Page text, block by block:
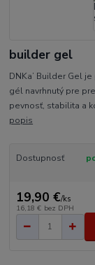
builder gel
DNKa’ Builder Gel
gél navrhnutý pre
pevnosť, stabilita a
popis
Dostupnosť
19,90 €/ks
16,18 € bez DPH